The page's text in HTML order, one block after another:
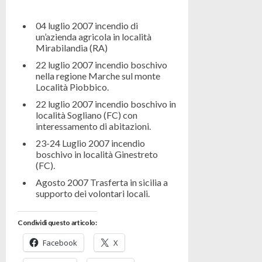
04 luglio 2007 incendio di
un’azienda agricola in località
Mirabilandia (RA)
22 luglio 2007 incendio boschivo
nella regione Marche sul monte
Località Piobbico.
22 luglio 2007 incendio boschivo in
località Sogliano (FC) con
interessamento di abitazioni.
23-24 Luglio 2007 incendio
boschivo in località Ginestreto
(FC).
Agosto 2007 Trasferta in sicilia a
supporto dei volontari locali.
Condividi questo articolo:
Facebook X